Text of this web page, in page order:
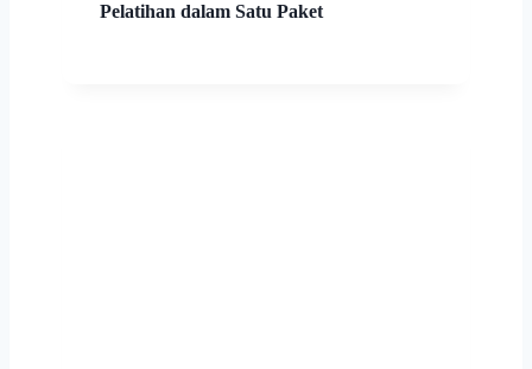
Pelatihan dalam Satu Paket